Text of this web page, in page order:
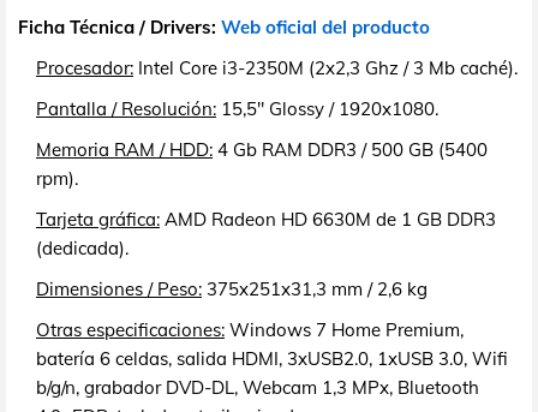
Ficha Técnica / Drivers: Web oficial del producto
Procesador: Intel Core i3-2350M (2x2,3 Ghz / 3 Mb caché).
Pantalla / Resolución: 15,5" Glossy / 1920x1080.
Memoria RAM / HDD: 4 Gb RAM DDR3 / 500 GB (5400
rpm).
Tarjeta gráfica: AMD Radeon HD 6630M de 1 GB DDR3
(dedicada).
Dimensiones / Peso: 375x251x31,3 mm / 2,6 kg
Otras especificaciones: Windows 7 Home Premium,
batería 6 celdas, salida HDMI, 3xUSB2.0, 1xUSB 3.0, Wifi
b/g/n, grabador DVD-DL, Webcam 1,3 MPx, Bluetooth